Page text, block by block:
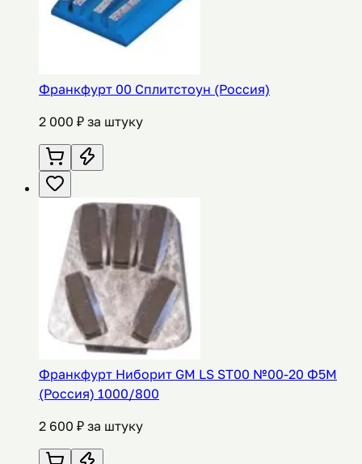
Франкфурт 00 Сплитстоун (Россия)
2 000 ₽ за штуку
Франкфурт Ниборит GM LS ST00 №00-20 Ф5М
(Россия) 1000/800
2 600 ₽ за штуку